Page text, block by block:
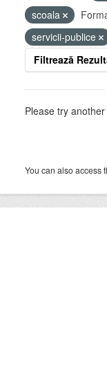
scoala
servicii-publice
Filtrează
Please try
You can also access